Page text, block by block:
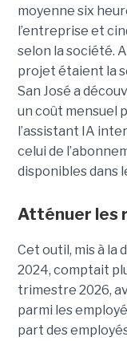
moyenne six
l’entreprise et
selon la société.
projet étaient la
San José a
un coût mensuel
l’assistant IA
celui de
disponibles dans
Atténuer les
Cet outil, mis à la
2024, comptait
trimestre 2026,
parmi les
part des